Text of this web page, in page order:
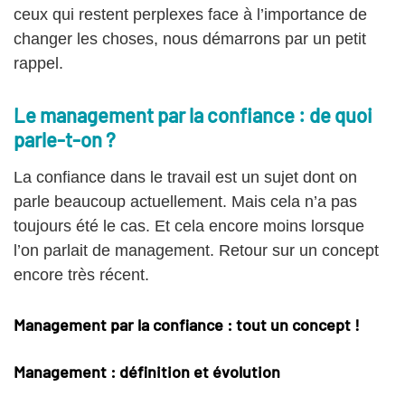
ceux qui restent perplexes face à l’importance de
changer les choses, nous démarrons par un petit
rappel.
Le management par la confiance : de quoi
parle-t-on ?
La confiance dans le travail est un sujet dont on
parle beaucoup actuellement. Mais cela n’a pas
toujours été le cas. Et cela encore moins lorsque
l’on parlait de management. Retour sur un concept
encore très récent.
Management par la confiance : tout un concept !
Management : définition et évolution